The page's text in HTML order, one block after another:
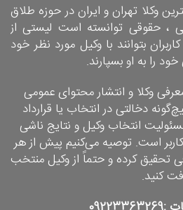
وکلا تهران و ایران در حوزه طلاق
، حقوقی توانسته است لیستی از
بتوانند با وکیل مورد نظر خود
را به او بسپارند.
وکلا و انتشار محتوای عمومی
دخالتی در انتخاب یا قرارداد
مسئولیت انتخاب وکیل و نتایج ناشی
کاربر است. توصیه می‌کنیم پیش از هر
تحقیق کرده و حتماً از وکیل منتخب
کنید.